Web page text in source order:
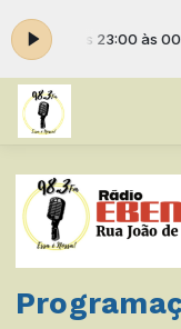
Vida das 23:00 às